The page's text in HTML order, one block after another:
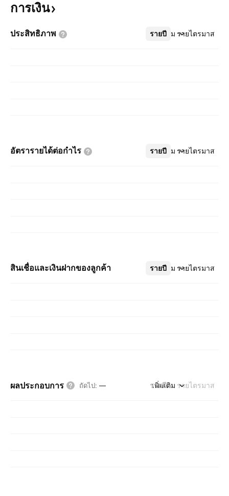
การเงิน
ประสิทธิภาพ รายปี รายไตรมาส
เพิ่มเติม
อัตรารายได้ต่อกำไร รายปี รายไตรมาส
เพิ่มเติม
สินเชื่อและเงินฝากของลูกค้า รายปี รายไตรมาส
เพิ่มเติม
ผลประกอบการ ถัดไป: — รายปี รายไตรมาส
เพิ่มเติม